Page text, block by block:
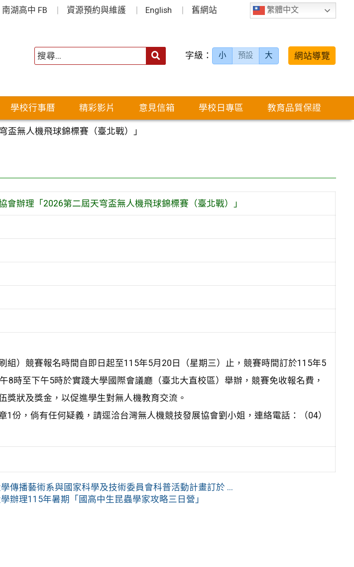
繁體中文
南湖高中 FB 資源預約與維護 English 舊網站
字級： 小 預設 大 網站導覽
學校行事曆 精彩影片 意見信箱 學校日專區 教育品質保證
盃無人機飛球錦標賽（臺北戰）」
會辦理「2026第二屆天穹盃無人機飛球錦標賽（臺北戰）」
組）競賽報名時間自即日起至115年5月20日（星期三）止，競賽時間訂於115年5
8時至下午5時於實踐大學國際會議廳（臺北大直校區）舉辦，競賽免收報名費，
獎狀及獎金，以促進學生對無人機教育交流。
1份，倘有任何疑義，請逕洽台灣無人機競技發展協會劉小姐，連絡電話：（04）
傳播藝術系與國家科學及技術委員會科普活動計畫訂於 ...
辦理115年暑期「國高中生昆蟲學家攻略三日營」